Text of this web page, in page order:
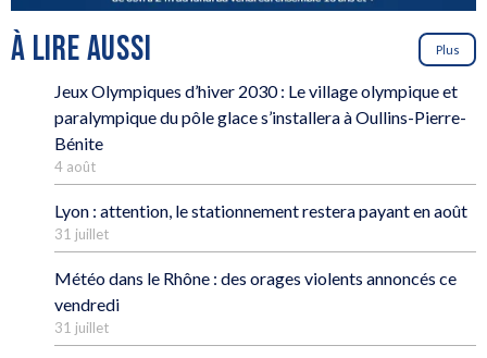
À LIRE AUSSI Plus
Jeux Olympiques d’hiver 2030 : Le village olympique et
paralympique du pôle glace s’installera à Oullins-Pierre-
Bénite
4 août
Lyon : attention, le stationnement restera payant en août
31 juillet
Météo dans le Rhône : des orages violents annoncés ce
vendredi
31 juillet